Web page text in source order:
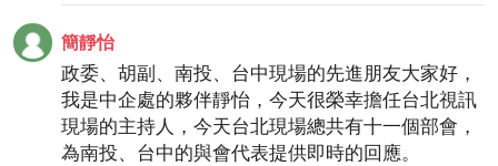
簡靜怡
政委、胡副、南投、台中現場的先進朋友大家好，
我是中企處的夥伴靜怡，今天很榮幸擔任台北視訊
現場的主持人，今天台北現場總共有十一個部會，
為南投、台中的與會代表提供即時的回應。